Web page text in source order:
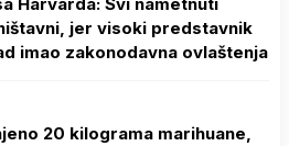
Harvarda: Svi nametnuti
jer visoki predstavnik
imao zakonodavna ovlaštenja
20 kilograma marihuane,